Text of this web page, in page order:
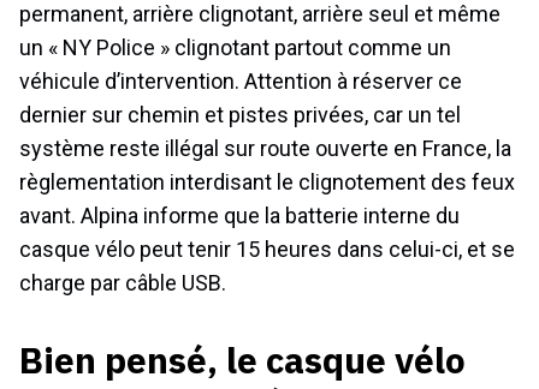
permanent, arrière clignotant, arrière seul et même
un « NY Police » clignotant partout comme un
véhicule d’intervention. Attention à réserver ce
dernier sur chemin et pistes privées, car un tel
système reste illégal sur route ouverte en France, la
règlementation interdisant le clignotement des feux
avant. Alpina informe que la batterie interne du
casque vélo peut tenir 15 heures dans celui-ci, et se
charge par câble USB.
Bien pensé, le casque vélo